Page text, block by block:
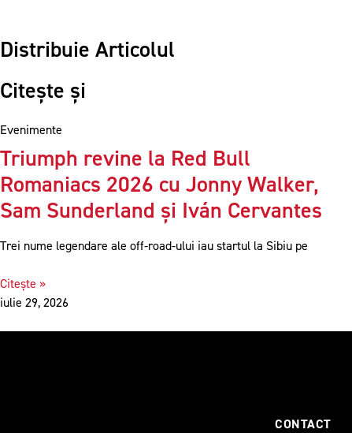
Distribuie Articolul
Citește și
Evenimente
Triumph revine la Red Bull
Romaniacs 2026 cu Jonny Walker,
Sam Sunderland și Iván Cervantes
Trei nume legendare ale off-road-ului iau startul la Sibiu pe
Citește »
iulie 29, 2026
CONTACT